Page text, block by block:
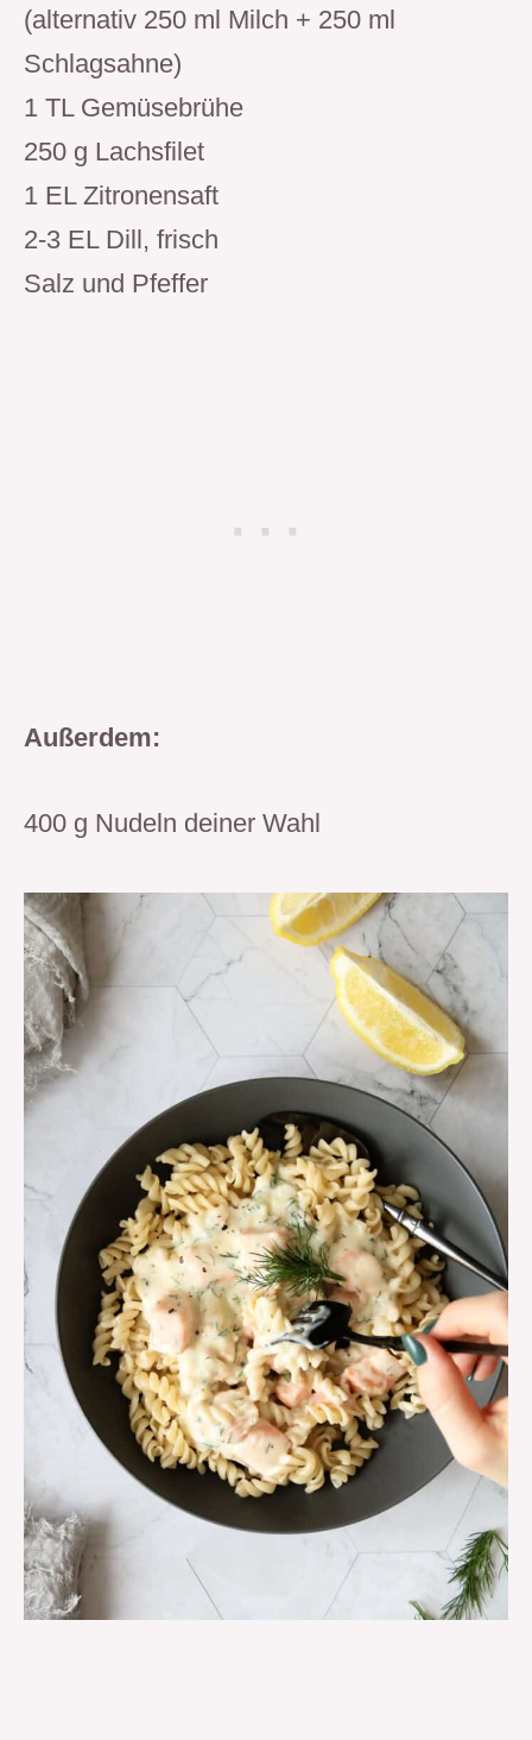
(alternativ 250 ml Milch + 250 ml
Schlagsahne)
1 TL Gemüsebrühe
250 g Lachsfilet
1 EL Zitronensaft
2-3 EL Dill, frisch
Salz und Pfeffer
Außerdem:
400 g Nudeln deiner Wahl